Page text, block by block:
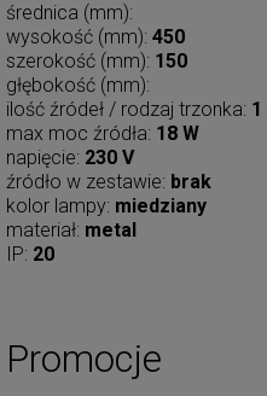
średnica (mm):
wysokość (mm): 450
szerokość (mm): 150
głębokość (mm):
ilość źródeł / rodzaj trzonka: 1
max moc źródła: 18 W
napięcie: 230 V
źródło w zestawie: brak
kolor lampy: miedziany
materiał: metal
IP: 20
Promocje